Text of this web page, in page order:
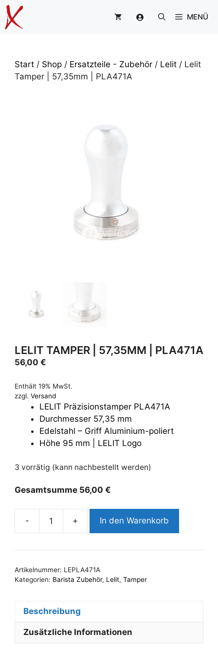
Zum
Inhalt
springen
MENÜ
Start / Shop / Ersatzteile - Zubehör / Lelit / Lelit
Tamper | 57,35mm | PLA471A
LELIT TAMPER | 57,35MM | PLA471A
56,00 €
Enthält 19% MwSt.
zzgl. Versand
LELIT Präzisionstamper PLA471A
Durchmesser 57,35 mm
Edelstahl – Griff Aluminium-poliert
Höhe 95 mm | LELIT Logo
3 vorrätig (kann nachbestellt werden)
Gesamtsumme 56,00 €
-
Lelit
|
|
+ In den Warenkorb
Artikelnummer: LEPLA471A
Kategorien: Barista Zubehör, Lelit, Tamper
Beschreibung
Zusätzliche Informationen